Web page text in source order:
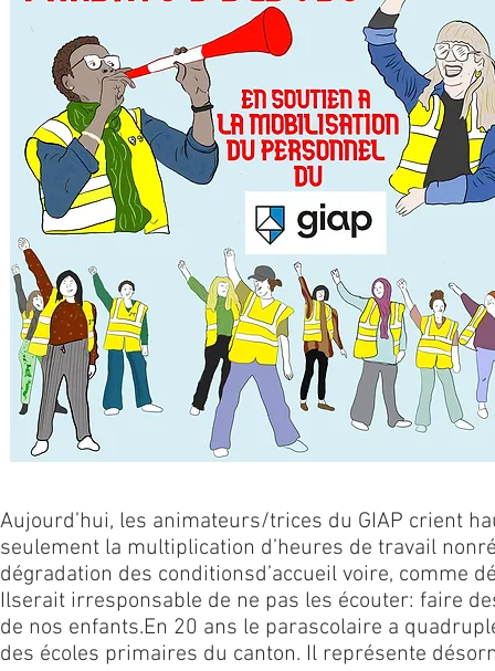
Aujourd’hui, les animateurs/trices du GIAP crient
seulement la multiplication d’heures de travail non
dégradation des conditionsd’accueil voire, comme
Ilserait irresponsable de ne pas les écouter: faire
de nos enfants.En 20 ans le parascolaire a
des écoles primaires du canton. Il représente